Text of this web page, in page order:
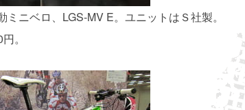
ミニベロ、LGS-MV E。ユニットはＳ社製。
。